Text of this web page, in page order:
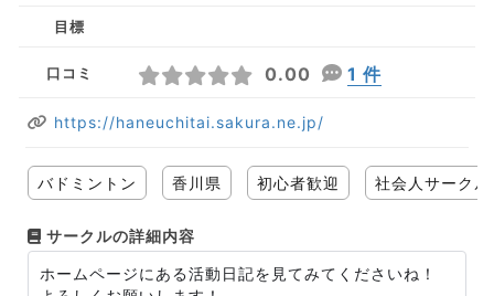
目標
口コミ 0.00 1 件
https://haneuchitai.sakura.ne.jp/
バドミントン 香川県 初心者歓迎 社会人サークル
サークルの詳細内容
ホームページにある活動日記を見てみてくださいね！